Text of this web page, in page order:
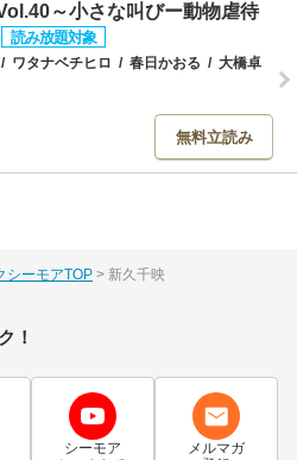
～小さな叫びー動物虐待
/ ワタナベチヒロ / 春日かおる / 大橋卓
無料立読み
シーモアTOP 新久千映
！
シーモア
メルマガ